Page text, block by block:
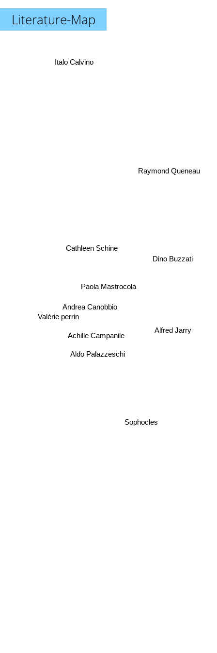
Literature-Map
Paola Mastrocola
Andrea Canobbio
Achille Campanile
Cathleen Schine
Aldo Palazzeschi
Valérie perrin
Alfred Jarry
Dino Buzzati
Raymond Queneau
Italo Calvino